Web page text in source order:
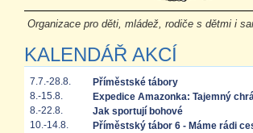
Organizace pro děti, mládež, rodiče s dětmi i
KALENDÁŘ AKCÍ
7.7.-28.8.
Příměstské tábory
8.-15.8.
Expedice Amazonka: Tajemný
8.-22.8.
Jak sportují bohové
10.-14.8.
Příměstský tábor 6 - Máme rádi